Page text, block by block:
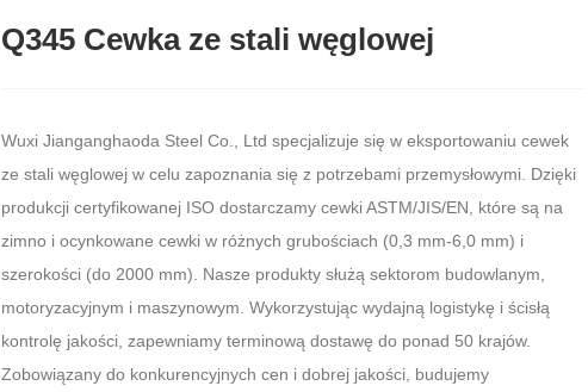
Q345 Cewka ze stali węglowej
Wuxi Jianganghaoda Steel Co., Ltd specjalizuje się w eksportowaniu cewek
ze stali węglowej w celu zapoznania się z potrzebami przemysłowymi. Dzięki
produkcji certyfikowanej ISO dostarczamy cewki ASTM/JIS/EN, które są na
zimno i ocynkowane cewki w różnych grubościach (0,3 mm-6,0 mm) i
szerokości (do 2000 mm). Nasze produkty służą sektorom budowlanym,
motoryzacyjnym i maszynowym. Wykorzystując wydajną logistykę i ścisłą
kontrolę jakości, zapewniamy terminową dostawę do ponad 50 krajów.
Zobowiązany do konkurencyjnych cen i dobrej jakości, budujemy